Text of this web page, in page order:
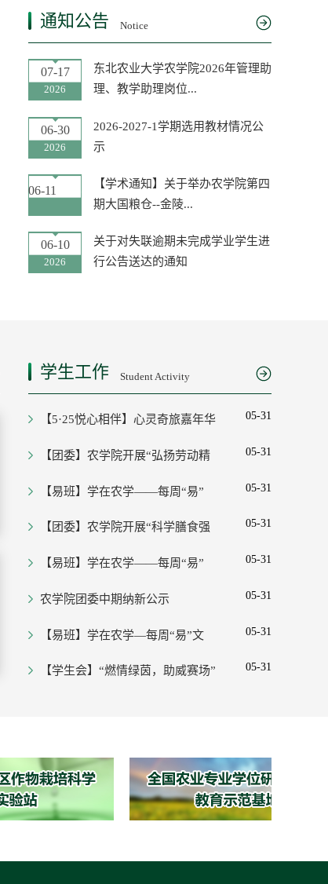
通知公告 Notice
07-17
2026
东北农业大学农学院2026年管理助
理、教学助理岗位...
06-30
2026
2026-2027-1学期选用教材情况公
示
06-11
【学术通知】关于举办农学院第四
期大国粮仓--金陵...
06-10
2026
关于对失联逾期未完成学业学生进
行公告送达的通知
学生工作 Student Activity
【5·25悦心相伴】心灵奇旅嘉年华
05-31
【团委】农学院开展“弘扬劳动精
05-31
【易班】学在农学——每周“易”
05-31
【团委】农学院开展“科学膳食强
05-31
【易班】学在农学——每周“易”
05-31
农学院团委中期纳新公示 05-31
【易班】学在农学—每周“易”文
05-31
【学生会】“燃情绿茵，助威赛场”
05-31